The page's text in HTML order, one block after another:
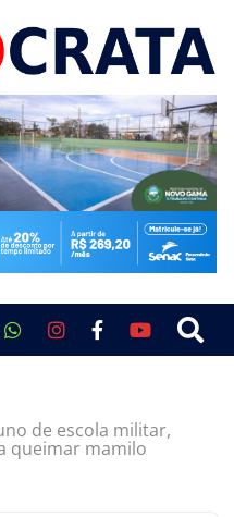
de escola militar,
queimar mamilo